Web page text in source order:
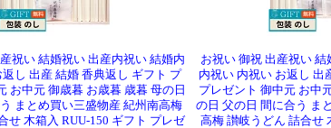
祝い 結婚祝い 出産内祝い 結婚内
し 出産 結婚 香典返し ギフト プ
お中元 御歳暮 お歳暮 歳暮 母の日
まとめ買い三盛物産 紀州南高梅
せ 木箱入 RUU-150 ギフト プレゼ
お祝い 御祝 出産祝い
内祝い 内祝い お返し 出
プレゼント 御中元 お中
の日 父の日 間に合う ま
高梅 讃岐うどん 詰合せ